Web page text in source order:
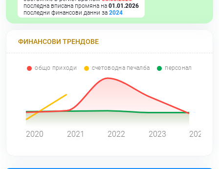
последна вписана промяна на 01.01.2026
последни финансови данни за 2024
ФИНАНСОВИ ТРЕНДОВЕ
общо приходи счетоводна печалба персонал
2020 2021 2022 2023 2024